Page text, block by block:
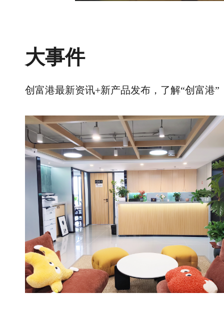
大事件
创富港最新资讯+新产品发布，了解“创富港